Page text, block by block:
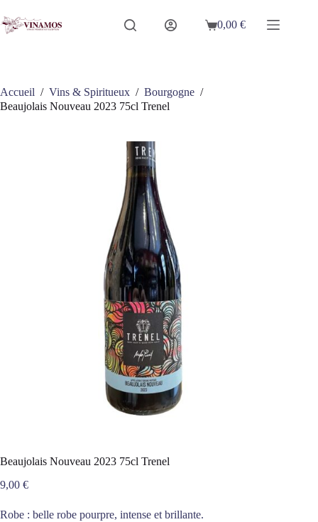
au
contenu
Panier
0,00€
Accueil / Vins & Spiritueux / Bourgogne /
Beaujolais Nouveau 2023 75cl Trenel
Beaujolais Nouveau 2023 75cl Trenel
9,00 €
Robe : belle robe pourpre, intense et brillante.